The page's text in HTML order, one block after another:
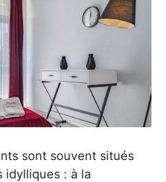
sont souvent situés
idylliques : à la